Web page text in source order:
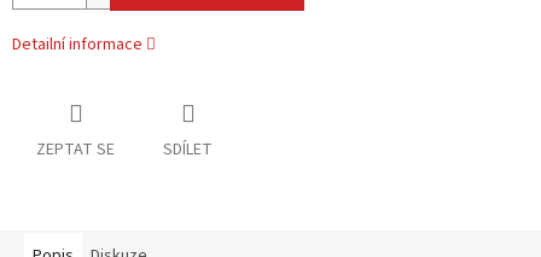
Detailní informace
ZEPTAT SE SDÍLET